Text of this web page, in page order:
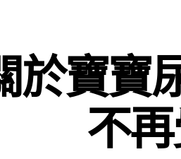
於寶寶
不